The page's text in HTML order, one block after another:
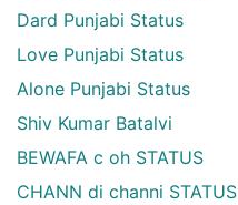
Dard Punjabi Status
Love Punjabi Status
Alone Punjabi Status
Shiv Kumar Batalvi
BEWAFA c oh STATUS
CHANN di channi STATUS